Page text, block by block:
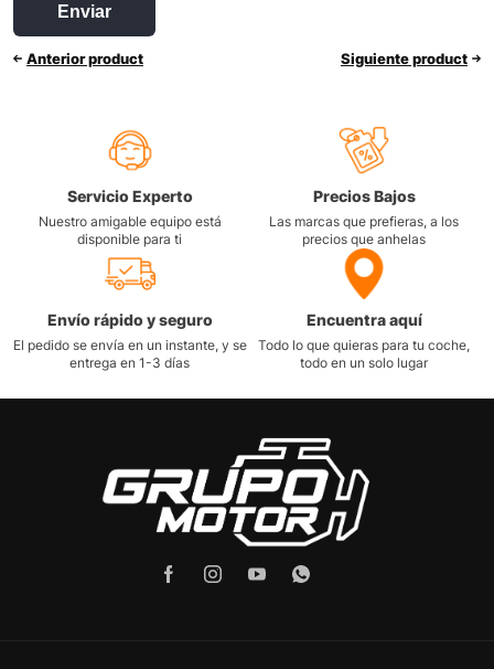
Anterior product Siguiente product
Servicio Experto
Nuestro amigable equipo está
disponible para ti
Precios Bajos
Las marcas que prefieras, a los
precios que anhelas
Envío rápido y seguro
El pedido se envía en un instante, y se
entrega en 1-3 días
Encuentra aquí
Todo lo que quieras para tu coche,
todo en un solo lugar